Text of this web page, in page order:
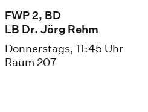
FWP 2, BD
LB Dr. Jörg Rehm
Donnerstags, 11:45 Uhr
Raum 207